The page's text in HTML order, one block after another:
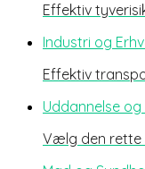
Effektiv
Industri og
Effektiv
Uddannelse og
Vælg den rette